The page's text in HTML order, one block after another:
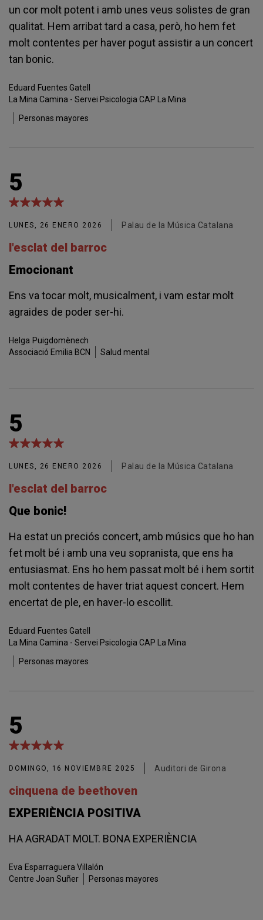
un cor molt potent i amb unes veus solistes de gran
qualitat. Hem arribat tard a casa, però, ho hem fet
molt contentes per haver pogut assistir a un concert
tan bonic.
Eduard Fuentes Gatell
La Mina Camina - Servei Psicologia CAP La Mina
Personas mayores
5
LUNES, 26 ENERO 2026 Palau de la Música Catalana
l'esclat del barroc
Emocionant
Ens va tocar molt, musicalment, i vam estar molt
agraides de poder ser-hi.
Helga Puigdomènech
Associació Emilia BCN
Salud mental
5
LUNES, 26 ENERO 2026 Palau de la Música Catalana
l'esclat del barroc
Que bonic!
Ha estat un preciós concert, amb músics que ho han
fet molt bé i amb una veu sopranista, que ens ha
entusiasmat. Ens ho hem passat molt bé i hem sortit
molt contentes de haver triat aquest concert. Hem
encertat de ple, en haver-lo escollit.
Eduard Fuentes Gatell
La Mina Camina - Servei Psicologia CAP La Mina
Personas mayores
5
DOMINGO, 16 NOVIEMBRE 2025 Auditori de Girona
cinquena de beethoven
EXPERIÈNCIA POSITIVA
HA AGRADAT MOLT. BONA EXPERIÈNCIA
Eva Esparraguera Villalón
Centre Joan Suñer
Personas mayores